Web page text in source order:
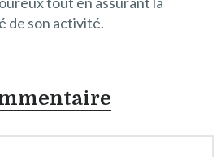
de son activité.